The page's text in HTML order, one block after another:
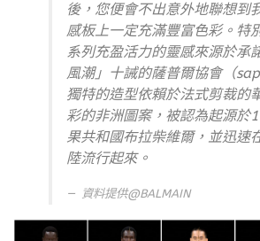
後，您便會不出意外地聯想到
感板上一定充滿豐富色彩。特
系列充盈活力的靈感來源於承
風潮」十誡的薩普爾協會（
獨特的造型依賴於法式剪裁的
彩的非洲圖案，被認為起源於
果共和國布拉柴維爾，並迅速
陸流行起來。
資料提供@BALMAIN